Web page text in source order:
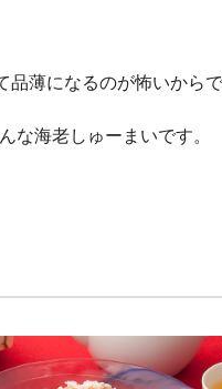
薄になるのが怖いから
な海老しゅーまいです。